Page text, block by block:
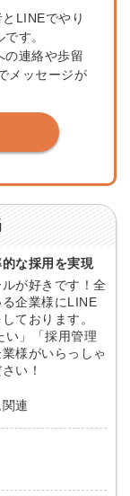
LINEでやり
す。
の連絡や歩留
メッセージが
な採用を実現
が好きです！全
企業様にLINE
ております。
い」「採用管理
様がいらっしゃ
い！
連